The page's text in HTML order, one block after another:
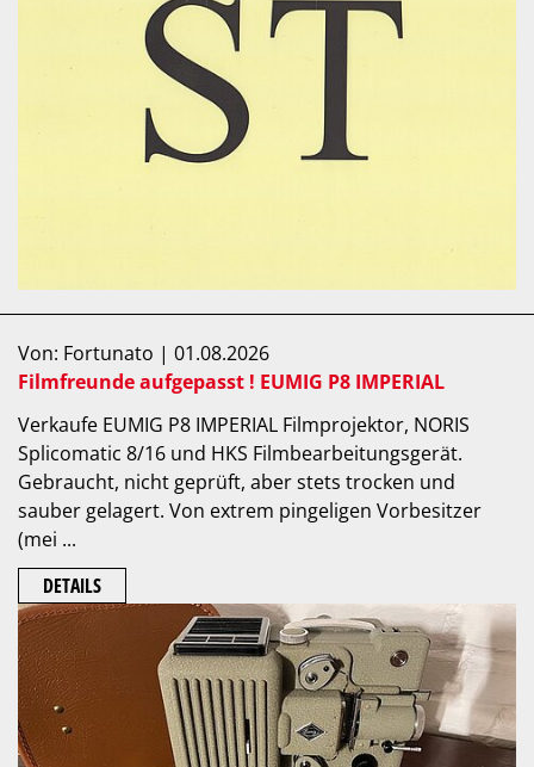
Von: Fortunato | 01.08.2026
Filmfreunde aufgepasst ! EUMIG P8 IMPERIAL
Verkaufe EUMIG P8 IMPERIAL Filmprojektor, NORIS
Splicomatic 8/16 und HKS Filmbearbeitungsgerät.
Gebraucht, nicht geprüft, aber stets trocken und
sauber gelagert. Von extrem pingeligen Vorbesitzer
(mei ...
DETAILS